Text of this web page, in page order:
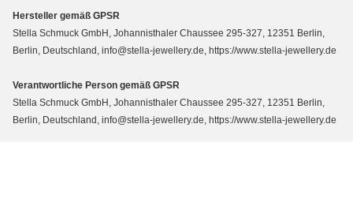
Hersteller gemäß GPSR
Stella Schmuck GmbH, Johannisthaler Chaussee 295-327, 12351 Berlin,
Berlin, Deutschland, info@stella-jewellery.de, https://www.stella-jewellery.de
Verantwortliche Person gemäß GPSR
Stella Schmuck GmbH, Johannisthaler Chaussee 295-327, 12351 Berlin,
Berlin, Deutschland, info@stella-jewellery.de, https://www.stella-jewellery.de